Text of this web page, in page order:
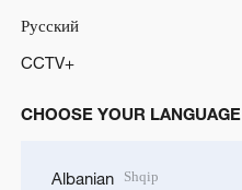
Русский
CCTV+
CHOOSE YOUR LANGUAGE
Albanian Shqip